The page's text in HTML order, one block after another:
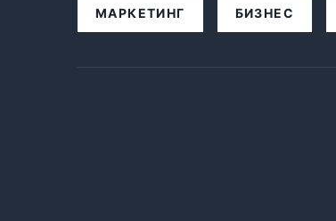
МАРКЕТИНГ БИЗНЕС